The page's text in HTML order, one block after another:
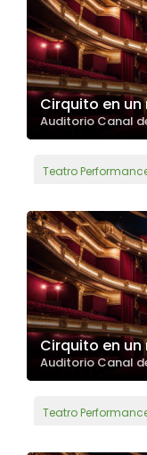
Cirquito en
Auditorio Canal
Teatro
Cirquito en
Auditorio Canal
Teatro